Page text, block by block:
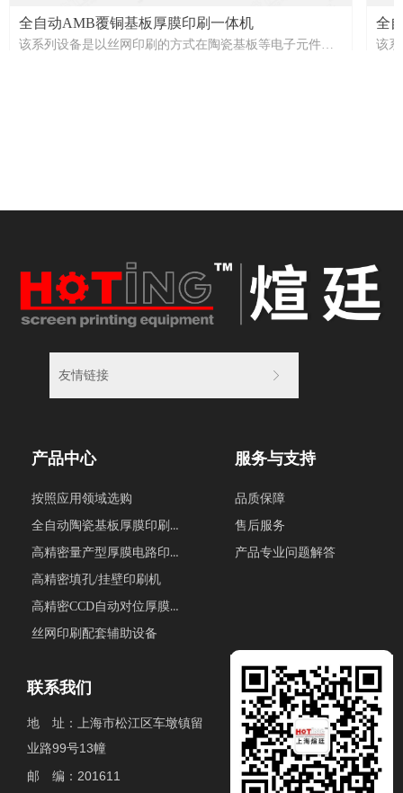
全自动AMB覆铜基板厚膜印刷一体机
该系列设备是以丝网印刷的方式在陶瓷基板等电子元件表
全
该
友情链接 ꁕ
按照应用领域选购
全自动陶瓷基板厚膜印刷生产线
高精密量产型厚膜电路印刷机
高精密填孔/挂壁印刷机
高精密CCD自动对位厚膜印刷机
丝网印刷配套辅助设备
产品中心 服务与支持
品质保障
售后服务
产品专业问题解答
联系我们
地 址：上海市松江区车墩镇留
业路99号13幢
邮 编：201611